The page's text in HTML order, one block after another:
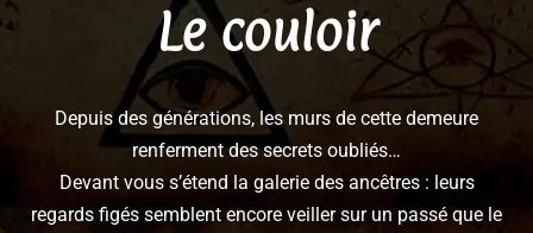
Le couloir
Depuis des générations, les murs de cette demeure
renferment des secrets oubliés…
Devant vous s’étend la galerie des ancêtres : leurs
regards figés semblent encore veiller sur un passé que le